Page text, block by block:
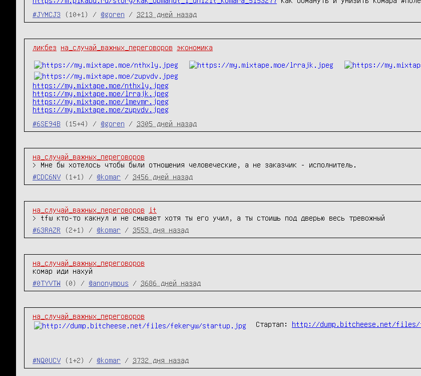
#JYMCJ3
(10+1) / @goren / 3213 дней назад
ликбез на_случай_важных_переговоров экономика
https://my.mixtape.moe/nthxly.jpeg
https://my.mixtape.moe/lrrajk.jpeg
https://my.mixtape.moe/lmevmr.jpeg
https://my.mixtape.moe/zupvdv.jpeg
#6SE94B
(15+4) / @goren / 3305 дней назад
на_случай_важных_переговоров
> Мне бы хотелось чтобы были отношения человеческие, а не заказчик - исполнитель.
#CDC6NV
(1+1) / @komar / 3456 дней назад
на_случай_важных_переговоров
it
> tfw кто-то какнул и не смывает хотя ты его учил, а ты стоишь под дверью весь тревожный
#63RAZR
(2+1) / @komar / 3553 дня назад
на_случай_важных_переговоров
комар иди нахуй
#0TYVTW
(0) / @anonymous / 3686 дней назад
на_случай_важных_переговоров
Стартап: http://dump.bitcheese.net/files/
#NQ0UCV (1+2) / @komar / 3732 дня назад